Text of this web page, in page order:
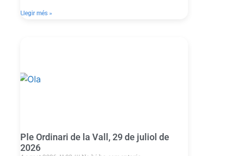
Llegir més »
Ple Ordinari de la Vall, 29 de juliol de
2026